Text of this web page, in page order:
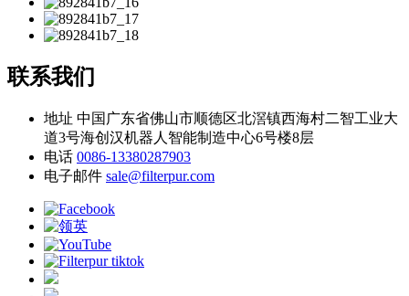
联系我们
地址 中国广东省佛山市顺德区北滘镇西海村二智工业大
道3号海创汉机器人智能制造中心6号楼8层
电话 0086-13380287903
电子邮件 sale@filterpur.com